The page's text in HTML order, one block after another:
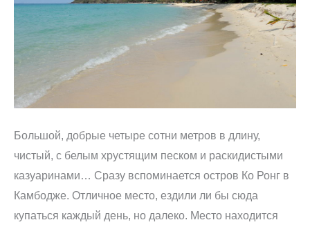
Большой, добрые четыре сотни метров в длину,
чистый, с белым хрустящим песком и раскидистыми
казуаринами… Сразу вспоминается остров Ко Ронг в
Камбодже. Отличное место, ездили ли бы сюда
купаться каждый день, но далеко. Место находится